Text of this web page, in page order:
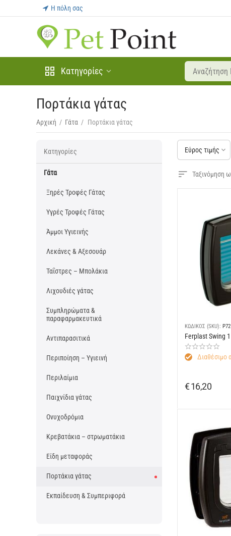
Η πόλη σας
Κατηγορίες
Πορτάκια γάτας
Αρχική / Γάτα / Πορτάκια γάτας
Εύρος τιμής
Ταξινόμηση
ΚΩΔΙΚΟΣ (SKU):
Ferplast Swing
Διαθέσιμο
€16,20
Κατηγορίες
Γάτα
Ξηρές Τροφές Γάτας
Υγρές Τροφές Γάτας
Άμμοι Υγιεινής
Λεκάνες & Αξεσουάρ
Ταΐστρες – Μπολάκια
Λιχουδιές γάτας
Συμπληρώματα &
παραφαρμακευτικά
Αντιπαρασιτικά
Περιποίηση – Υγιεινή
Περιλαίμια
Παιχνίδια γάτας
Ονυχοδρόμια
Κρεβατάκια – στρωματάκια
Είδη μεταφοράς
Πορτάκια γάτας
Εκπαίδευση & Συμπεριφορά